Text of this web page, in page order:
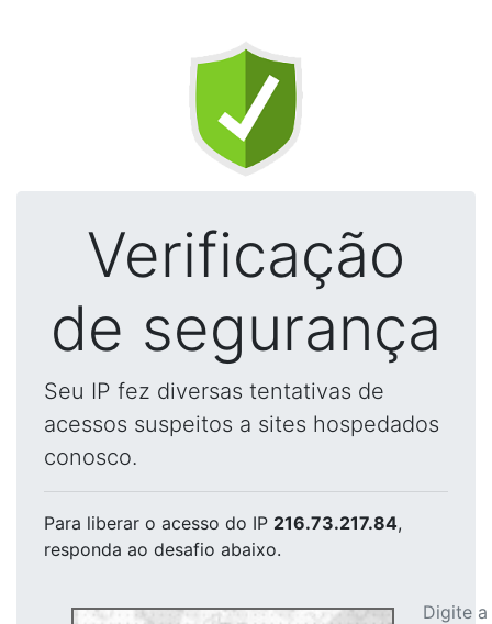
Verificação
de segurança
Seu IP fez diversas tentativas de
acessos suspeitos a sites hospedados
conosco.
Para liberar o acesso do IP 216.73.217.84,
responda ao desafio abaixo.
Digite